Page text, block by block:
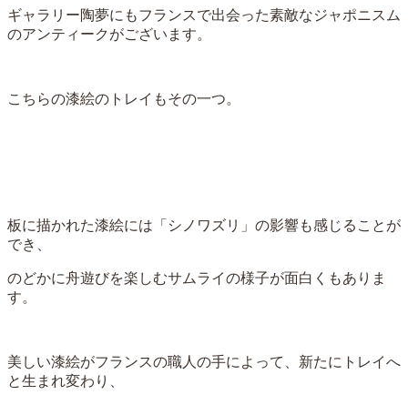
ギャラリー陶夢にもフランスで出会った素敵なジャポニスム
のアンティークがございます。
こちらの漆絵の トレイ もその一つ。
板に描かれた漆絵には「シノワズリ」の影響も感じることが
でき、
のどかに舟遊びを楽しむサムライの様子が面白くもありま
す。
美しい漆絵がフランスの職人の手によって、新たにトレイへ
と生まれ変わり、